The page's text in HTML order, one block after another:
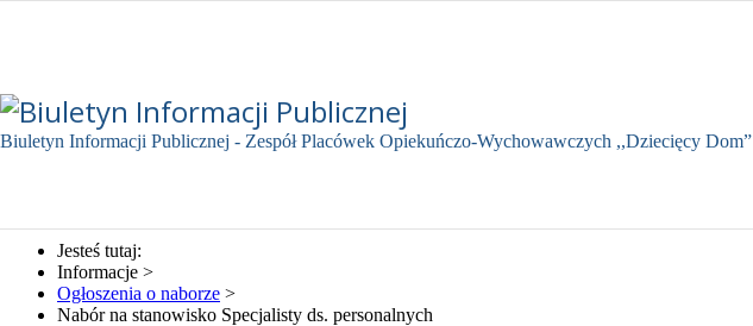
Biuletyn Informacji Publicznej - Zespół Placówek Opiekuńczo-Wychowawczych ,,Dziecięcy Dom”
Jesteś tutaj:
Informacje >
Ogłoszenia o naborze >
Nabór na stanowisko Specjalisty ds. personalnych